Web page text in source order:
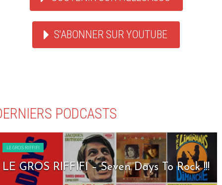
S'ABONNER SUR YOUTUBE
PODCASTS
LE GROS RIFFIFI
LE GROS RIFFIFI – Seven Days To Rock !!!